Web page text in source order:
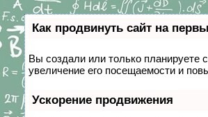
Как продвинуть сайт на
Вы создали или только планируете
увеличение его посещаемости и
Ускорение продвижения